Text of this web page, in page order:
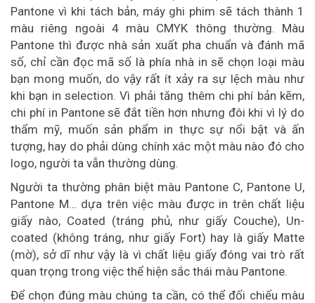
Pantone vì khi tách bản, máy ghi phim sẽ tách thành 1
màu riêng ngoài 4 màu CMYK thông thường. Màu
Pantone thì được nhà sản xuất pha chuẩn và đánh mã
số, chỉ cần đọc mã số là phía nhà in sẽ chọn loại màu
bạn mong muốn, do vậy rất ít xảy ra sự lệch màu như
khi bạn in selection. Vì phải tăng thêm chi phí bản kẽm,
chi phí in Pantone sẽ đắt tiền hơn nhưng đôi khi vì lý do
thẩm mỹ, muốn sản phẩm in thực sự nổi bật và ấn
tượng, hay do phải dùng chính xác một màu nào đó cho
logo, người ta vẫn thường dùng.
Người ta thường phân biệt màu Pantone C, Pantone U,
Pantone M… dựa trên việc màu được in trên chất liệu
giấy nào, Coated (tráng phủ, như giấy Couche), Un-
coated (không tráng, như giấy Fort) hay là giấy Matte
(mờ), sở dĩ như vậy là vì chất liệu giấy đóng vai trò rất
quan trọng trong việc thể hiện sắc thái màu Pantone.
Để chọn đúng màu chúng ta cần, có thể đối chiếu màu